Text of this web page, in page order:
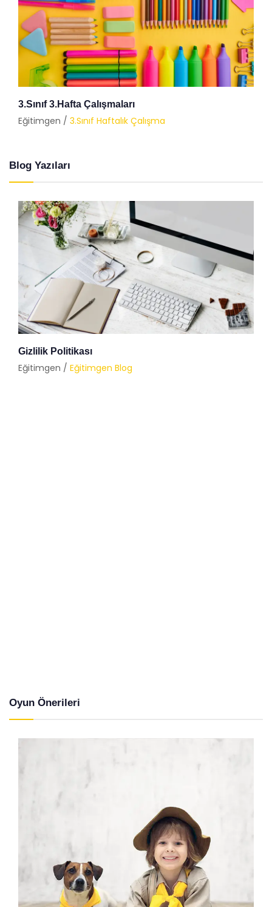
3.Sınıf 3.Hafta Çalışmaları
Eğitimgen / 3.Sınıf Haftalık Çalışma
Blog Yazıları
Gizlilik Politikası
Eğitimgen / Eğitimgen Blog
Oyun Önerileri